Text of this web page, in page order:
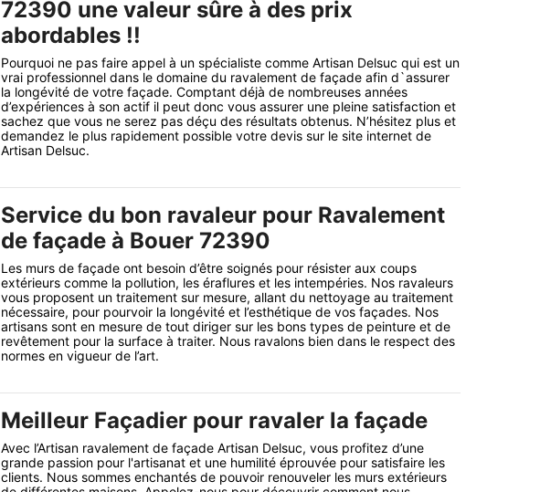
72390 une valeur sûre à des prix
abordables !!
Pourquoi ne pas faire appel à un spécialiste comme Artisan Delsuc qui est un
vrai professionnel dans le domaine du ravalement de façade afin d`assurer
la longévité de votre façade. Comptant déjà de nombreuses années
d’expériences à son actif il peut donc vous assurer une pleine satisfaction et
sachez que vous ne serez pas déçu des résultats obtenus. N’hésitez plus et
demandez le plus rapidement possible votre devis sur le site internet de
Artisan Delsuc.
Service du bon ravaleur pour Ravalement
de façade à Bouer 72390
Les murs de façade ont besoin d’être soignés pour résister aux coups
extérieurs comme la pollution, les éraflures et les intempéries. Nos ravaleurs
vous proposent un traitement sur mesure, allant du nettoyage au traitement
nécessaire, pour pourvoir la longévité et l’esthétique de vos façades. Nos
artisans sont en mesure de tout diriger sur les bons types de peinture et de
revêtement pour la surface à traiter. Nous ravalons bien dans le respect des
normes en vigueur de l’art.
Meilleur Façadier pour ravaler la façade
Avec l’Artisan ravalement de façade Artisan Delsuc, vous profitez d’une
grande passion pour l'artisanat et une humilité éprouvée pour satisfaire les
clients. Nous sommes enchantés de pouvoir renouveler les murs extérieurs